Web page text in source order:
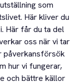
som
Här kliver du
Här får du ta del
oss när vi tar
påverkansförsök
hur vi fungerar,
och bättre källor